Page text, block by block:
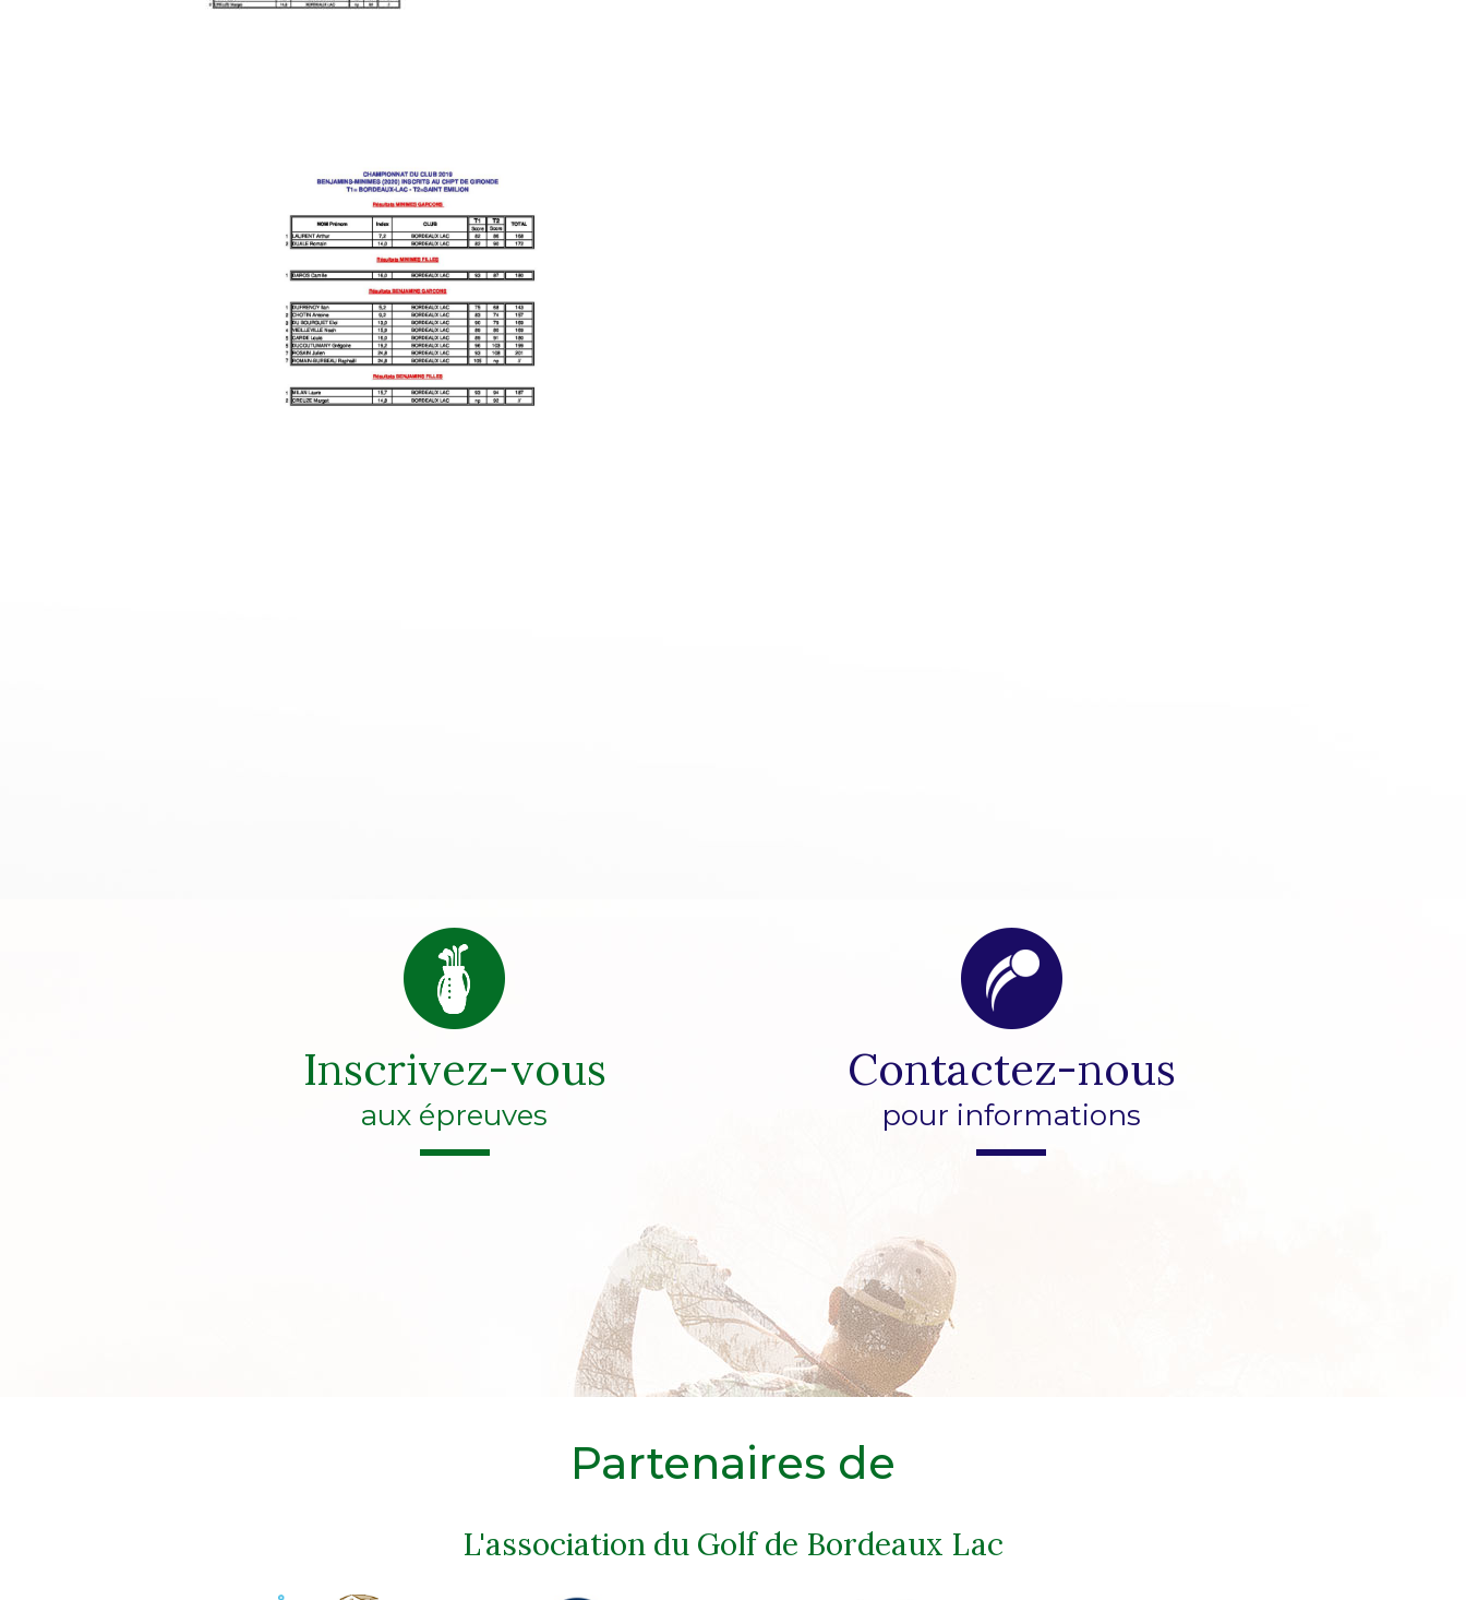
Inscrivez-vous
aux épreuves
Contactez-nous
pour informations
Partenaires de
L'association du Golf de Bordeaux Lac